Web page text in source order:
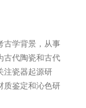
古学背景，从事
古代陶瓷和古代
注瓷器起源研
质鉴定和沁色研